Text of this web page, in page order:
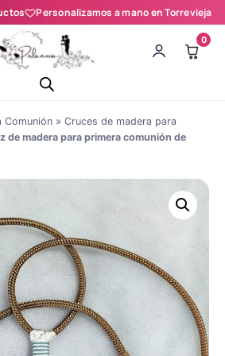
Personalizamos a mano en Torrevieja
0
para Primera
personalizadas
Comunión » Cruces de madera para
de madera para primera comunión de